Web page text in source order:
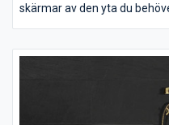
skärmar av den yta du